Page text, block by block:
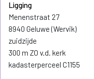
Ligging
Menenstraat 27
8940 Geluwe (Wervik)
zuidzijde
300 m ZO v.d. kerk
kadasterperceel C1155